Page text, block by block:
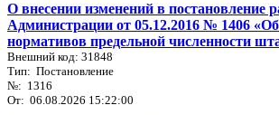
О внесении изменений в постановление
Администрации от 05.12.2016 № 1406
нормативов предельной численности
Внешний код: 31848
Тип: Постановление
№: 1316
От: 06.08.2026 15:22:00